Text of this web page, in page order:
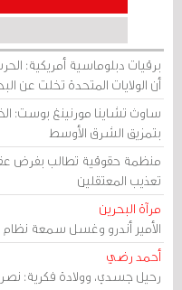
برقيات دبلوماسية أمريكية:
أن الولايات المتحدة تخلت عن
ساوث تشاينا مورنينغ بوست:
بتمزيق الشرق الأوسط
منظمة حقوقية تطالب بفرض
تعذيب المعتقلين
مرآة البحرين
الأمير أندرو وغسل سمعة نظام
أحمد رضي
رحيل جسدي، وولادة فكرية: نصر